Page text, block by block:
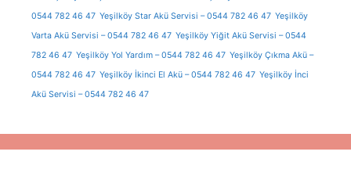
0544 782 46 47 Yeşilköy Star Akü Servisi – 0544 782 46 47 Yeşilköy
Varta Akü Servisi – 0544 782 46 47 Yeşilköy Yiğit Akü Servisi – 0544
782 46 47 Yeşilköy Yol Yardım – 0544 782 46 47 Yeşilköy Çıkma Akü –
0544 782 46 47 Yeşilköy İkinci El Akü – 0544 782 46 47 Yeşilköy İnci
Akü Servisi – 0544 782 46 47